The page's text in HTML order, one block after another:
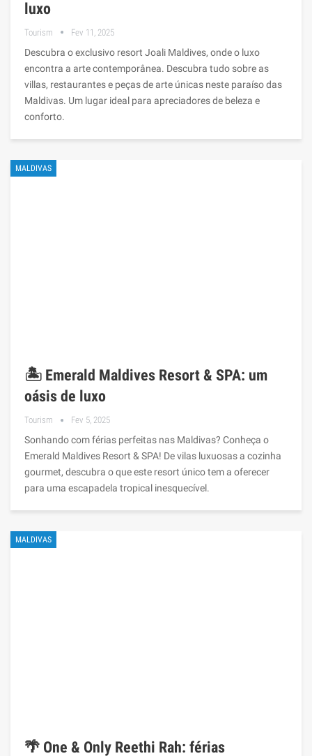
luxo
Tourism Fev 11, 2025
Descubra o exclusivo resort Joali Maldives, onde o luxo
encontra a arte contemporânea. Descubra tudo sobre as
villas, restaurantes e peças de arte únicas neste paraíso das
Maldivas. Um lugar ideal para apreciadores de beleza e
conforto.
MALDIVAS
🏝️ Emerald Maldives Resort & SPA: um
oásis de luxo
Tourism Fev 5, 2025
Sonhando com férias perfeitas nas Maldivas? Conheça o
Emerald Maldives Resort & SPA! De vilas luxuosas a cozinha
gourmet, descubra o que este resort único tem a oferecer
para uma escapadela tropical inesquecível.
MALDIVAS
🌴 One & Only Reethi Rah: férias